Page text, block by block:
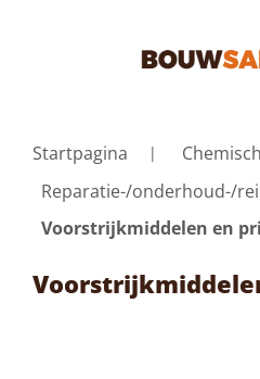
Startpagina
Reparatie-/onderhoud-/
Voorstrijkmiddelen en